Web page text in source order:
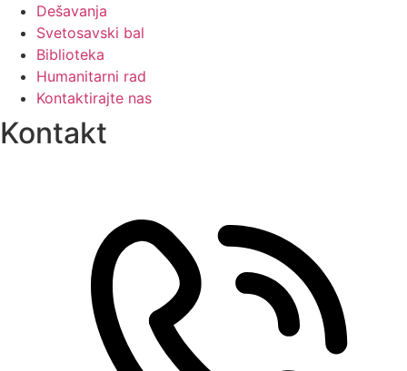
Dešavanja
Svetosavski bal
Biblioteka
Humanitarni rad
Kontaktirajte nas
Kontakt